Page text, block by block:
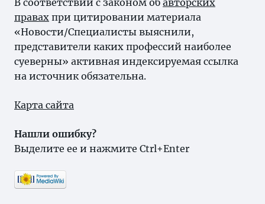
В соответствии с законом об авторских
правах при цитировании материала
«Новости/Специалисты выяснили,
представители каких профессий наиболее
суеверны» активная индексируемая ссылка
на источник обязательна.
Карта сайта
Нашли ошибку?
Выделите ее и нажмите Ctrl+Enter